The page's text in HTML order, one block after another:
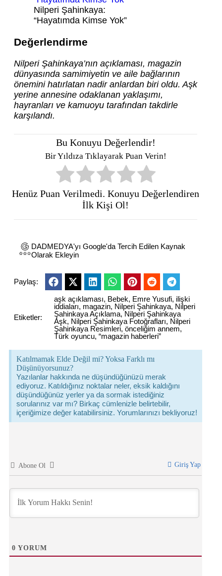
Nilperi Şahinkaya:
“Hayatımda Kimse Yok”
Değerlendirme
Nilperi Şahinkaya’nın açıklaması, magazin
dünyasında samimiyetin ve aile bağlarının
önemini hatırlatan nadir anlardan biri oldu. Aşk
yerine annesine odaklanan yaklaşımı,
hayranları ve kamuoyu tarafından takdirle
karşılandı.
Bu Konuyu Değerlendir!
Bir Yıldıza Tıklayarak Puan Verin!
Henüz Puan Verilmedi. Konuyu Değerlendiren
İlk Kişi Ol!
DADMEDYA'yı Google'da Tercih Edilen Kaynak
Olarak Ekleyin
Paylaş:
Etiketler:
aşk açıklaması, Bebek, Emre Yusufi, ilişki
iddiaları, magazin, Nilperi Şahinkaya, Nilperi
Şahinkaya Açıklama, Nilperi Şahinkaya
Aşk, Nilperi Şahinkaya Fotoğrafları, Nilperi
Şahinkaya Resimleri,önceliğim annem,
Türk oyuncu,“magazin haberleri”
Katılmamak Elde Değil mi? Yoksa Farklı mı
Düşünüyorsunuz?
Yazılanlar hakkında ne düşündüğünüzü merak
ediyoruz. Katıldığınız noktalar neler, eksik kaldığını
düşündüğünüz yerler ya da sormak istediğiniz
sorularınız var mı? Birkaç cümlenizle belirtebilir,
içeriğimize değer katabilirsiniz. Yorumlarınızı bekliyoruz!
Abone Ol Giriş Yap
0 YORUM